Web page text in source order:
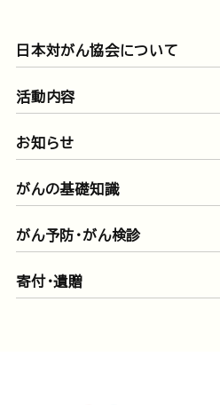
日本対がん協会について
活動内容
お知らせ
がんの基礎知識
がん予防・がん検診
寄付・遺贈